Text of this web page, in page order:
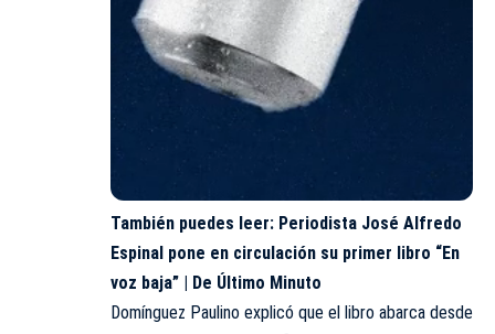
También puedes leer: Periodista José Alfredo
Espinal pone en circulación su primer libro “En
voz baja” | De Último Minuto
Domínguez Paulino explicó que el libro abarca desde